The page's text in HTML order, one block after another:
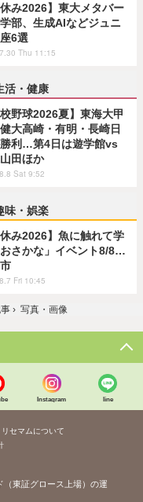
休み2026】東大メタバー
部、生成AIなどジュニ
6選
Thu 11:15
活・健康
校野球2026夏】東海大甲
大高崎・有明・長崎日
利…第4日は遊学館vs
田ほか
Sat 9:52
味・娯楽
休み2026】魚に触れて学
さかな」イベント8/8…
Fri 10:45
› 写真・画像
Instagram line
リセマムについて
（東証グロース上場）の運